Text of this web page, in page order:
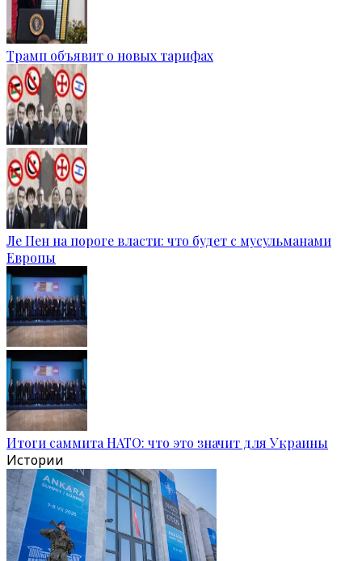
Трамп объявит о новых тарифах
Ле Пен на пороге власти: что будет с мусульманами
Европы
Итоги саммита НАТО: что это значит для Украины
Истории